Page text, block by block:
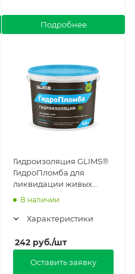
Подробнее
Гидроизоляция GLIMS®
ГидроПломба для
ликвидации живых
течей в Москве
В наличии
Характеристики
242 руб./шт
Оставить заявку